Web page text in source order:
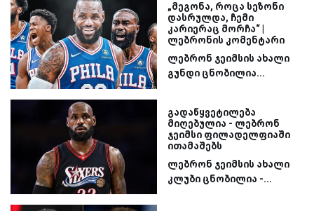
„მეგონა, როცა სეზონი
დასრულდა, ჩემი
კარიერაც მორჩა“ |
ლებრონის კომენტარი
ლებრონ ჯეიმსის ახალი
გუნდი ცნობილია...
გადაწყვეტილება
მიღებულია - ლებრონ
ჯეიმსი ფილადელფიაში
ითამაშებს
ლებრონ ჯეიმსის ახალი
კლუბი ცნობილია -...